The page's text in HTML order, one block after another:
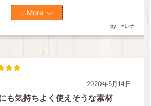
セレナ
...More
2020年5月14日
も気持ちよく使えそうな素材